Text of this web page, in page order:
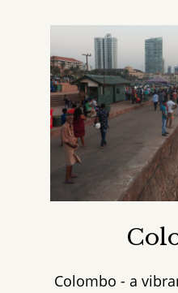
Colombo - a